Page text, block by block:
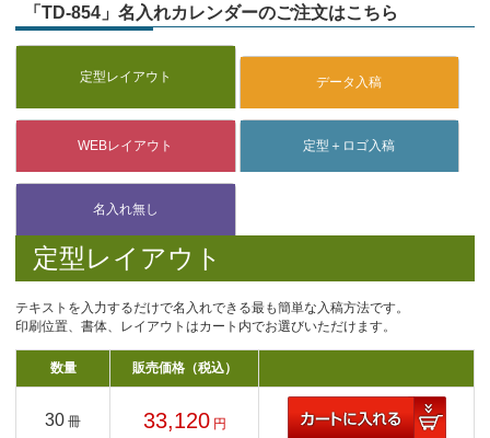
「TD-854」名入れカレンダーのご注文はこちら
定型レイアウト
テキストを入力するだけで名入れできる最も簡単な入稿方法です。
印刷位置、書体、レイアウトはカート内でお選びいただけます。
数量 販売価格（税込）
30 冊 33,120 円